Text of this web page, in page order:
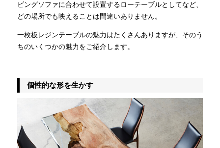
ビングソファに合わせて設置するローテーブルとしてなど、
どの場所でも映えることは間違いありません。
一枚板レジンテーブルの魅力はたくさんありますが、そのう
ちのいくつかの魅力をご紹介します。
個性的な形を生かす